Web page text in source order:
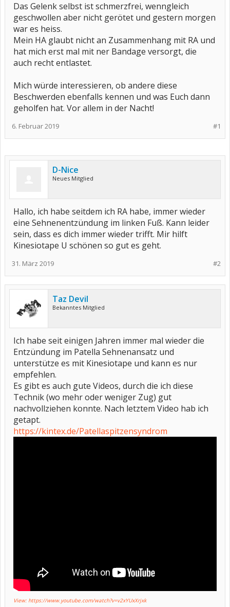
Das Gelenk selbst ist schmerzfrei, wenngleich
geschwollen aber nicht gerötet und gestern morgen
war es heiss.
Mein HA glaubt nicht an Zusammenhang mit RA und
hat mich erst mal mit ner Bandage versorgt, die
auch recht entlastet.
Mich würde interessieren, ob andere diese
Beschwerden ebenfalls kennen und was Euch dann
geholfen hat. Vor allem in der Nacht!
#1
6. Februar 2019
D-Nice
Neues Mitglied
Hallo, ich habe seitdem ich RA habe, immer wieder
eine Sehnenentzündung im linken Fuß. Kann leider
sein, dass es dich immer wieder trifft. Mir hilft
Kinesiotape U schönen so gut es geht.
#2
31. März 2019
Taz Devil
Bekanntes Mitglied
Ich habe seit einigen Jahren immer mal wieder die
Entzündung im Patella Sehnenansatz und
unterstütze es mit Kinesiotape und kann es nur
empfehlen.
Es gibt es auch gute Videos, durch die ich diese
Technik (wo mehr oder weniger Zug) gut
nachvollziehen konnte. Nach letztem Video hab ich
getapt.
https://kintex.de/Patellaspitzensyndrom
View: https://www.youtube.com/watch?v=v2xYUxXrjxk